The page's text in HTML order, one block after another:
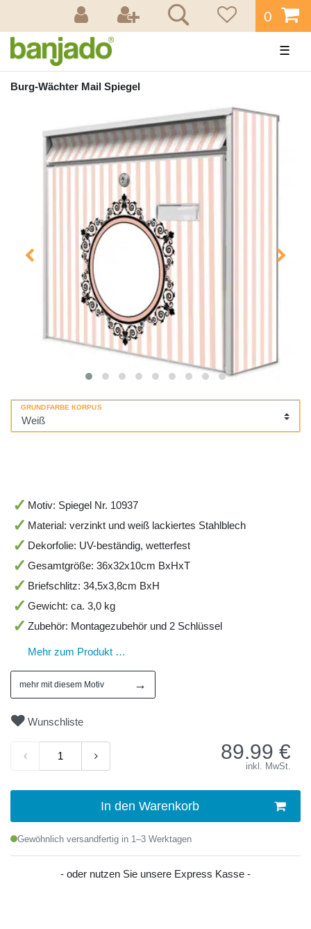
0
☰
Burg-Wächter Mail Spiegel
GRUNDFARBE KORPUS
Motiv: Spiegel Nr. 10937
Material: verzinkt und weiß lackiertes Stahlblech
Dekorfolie: UV-beständig, wetterfest
Gesamtgröße: 36x32x10cm BxHxT
Briefschlitz: 34,5x3,8cm BxH
Gewicht: ca. 3,0 kg
Zubehör: Montagezubehör und 2 Schlüssel
Mehr zum Produkt …
mehr mit diesem Motiv →
Wunschliste
89.99 €
inkl. MwSt.
In den Warenkorb
Gewöhnlich versandfertig in 1–3 Werktagen
- oder nutzen Sie unsere Express Kasse -